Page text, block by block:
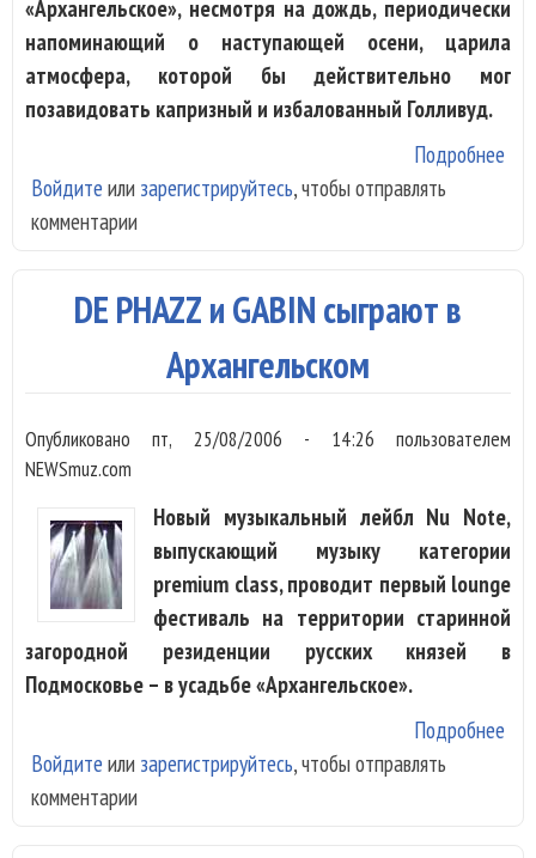
«Архангельское», несмотря на дождь, периодически
напоминающий о наступающей осени, царила
атмосфера, которой бы действительно мог
позавидовать капризный и избалованный Голливуд.
Подробнее
Войдите или зарегистрируйтесь, чтобы отправлять
комментарии
DE PHAZZ и GABIN сыграют в
Архангельском
Опубликованопт, 25/08/2006 - 14:26 пользователем
NEWSmuz.com
Новый музыкальный лейбл Nu Note,
выпускающий музыку категории
premium class, проводит первый lounge
фестиваль на территории старинной
загородной резиденции русских князей в
Подмосковье – в усадьбе «Архангельское».
Подробнее
Войдите или зарегистрируйтесь, чтобы отправлять
комментарии